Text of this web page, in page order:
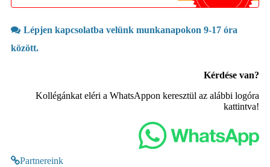
Lépjen kapcsolatba velünk munkanapokon 9-17 óra
között.
Kérdése van?
Kollégánkat eléri a WhatsAppon keresztül az alábbi logóra
kattintva!
Partnereink